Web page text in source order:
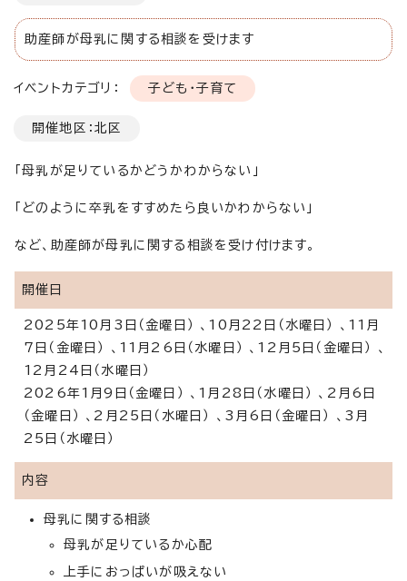
助産師が母乳に関する相談を受けます
イベントカテゴリ： 子ども・子育て
開催地区：北区
「母乳が足りているかどうかわからない」
「どのように卒乳をすすめたら良いかわからない」
など、助産師が母乳に関する相談を受け付けます。
開催日
2025年10月3日（金曜日） 、10月22日（水曜日） 、11月
7日（金曜日） 、11月26日（水曜日） 、12月5日（金曜日） 、
12月24日（水曜日）
2026年1月9日（金曜日） 、1月28日（水曜日） 、2月6日
（金曜日） 、2月25日（水曜日） 、3月6日（金曜日） 、3月
25日（水曜日）
内容
母乳に関する相談
母乳が足りているか心配
上手におっぱいが吸えない